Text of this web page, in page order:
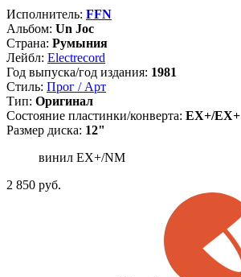
Исполнитель: FFN
Альбом: Un Joc
Страна: Румыния
Лейбл: Electrecord
Год выпуска/год издания: 1981
Стиль: Прог / Арт
Тип: Оригинал
Состояние пластинки/конверта: EX+/EX+
Размер диска: 12"
винил EX+/NM
2 850 руб.